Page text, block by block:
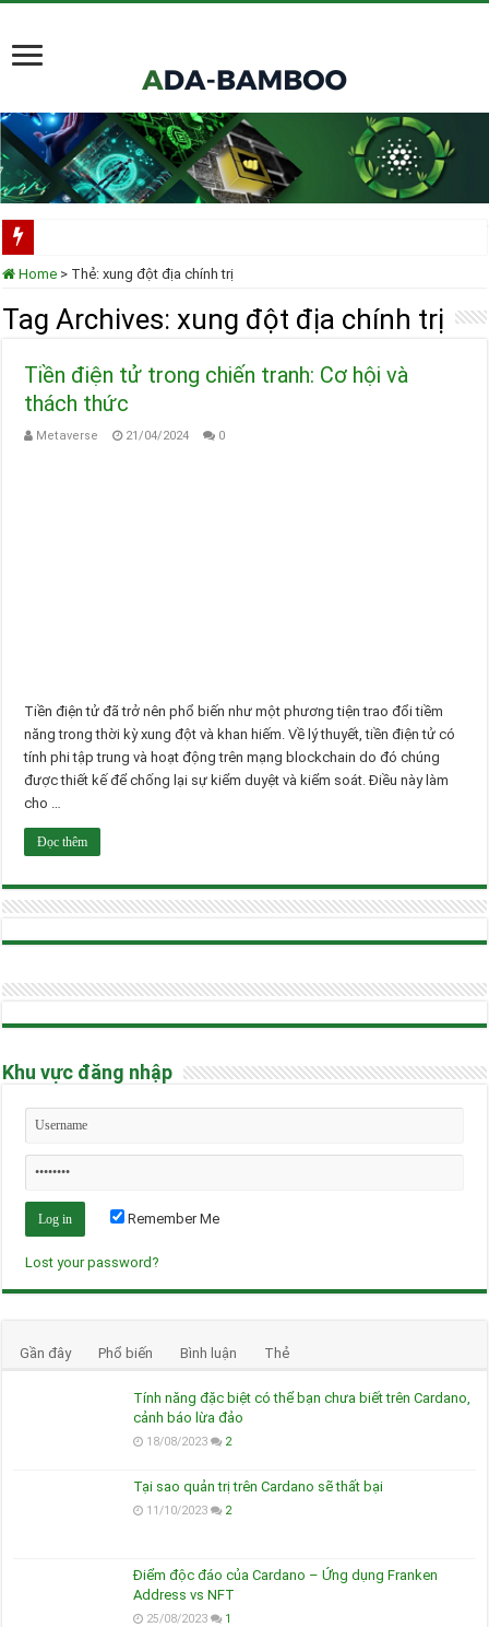
Scorechain tích hợp toàn diện Cardano cho việc tuân thủ và điều tra blockchain
Cardano ADA liên tục được thêm vào danh mục ETF của các tổ chức lớn
Input Output Tiên Phong Đổi Mới Hợp Đồng Thông Minh cho Bitcoin, Mở
Tầm nhìn của Charles Hoskinson về Cardano và Bitcoin DeFi
Home > Thẻ:xung đột địa chính trị
Tag Archives:xung đột địa chính trị
Tiền điện tử trong chiến tranh: Cơ hội và
thách thức
Metaverse 21/04/2024 0
Tiền điện tử đã trở nên phổ biến như một phương tiện trao đổi tiềm
năng trong thời kỳ xung đột và khan hiếm. Về lý thuyết, tiền điện tử có
tính phi tập trung và hoạt động trên mạng blockchain do đó chúng
được thiết kế để chống lại sự kiểm duyệt và kiểm soát. Điều này làm
cho …
Đọc thêm
Khu vực đăng nhập
Remember Me
Lost your password?
Gần đây Phổ biến Bình luận Thẻ
Tính năng đặc biệt có thể bạn chưa biết trên Cardano,
cảnh báo lừa đảo
18/08/2023 2
Tại sao quản trị trên Cardano sẽ thất bại
11/10/2023 2
Điểm độc đáo của Cardano – Ứng dụng Franken
Address vs NFT
25/08/2023 1